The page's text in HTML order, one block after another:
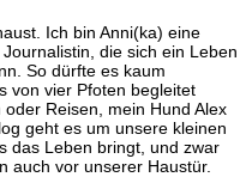
Ich bin Anni(ka) eine
die sich ein Leben
So dürfte es kaum
von vier Pfoten begleitet
Reisen, mein Hund Alex
geht es um unsere kleinen
das Leben bringt, und zwar
auch vor unserer Haustür.